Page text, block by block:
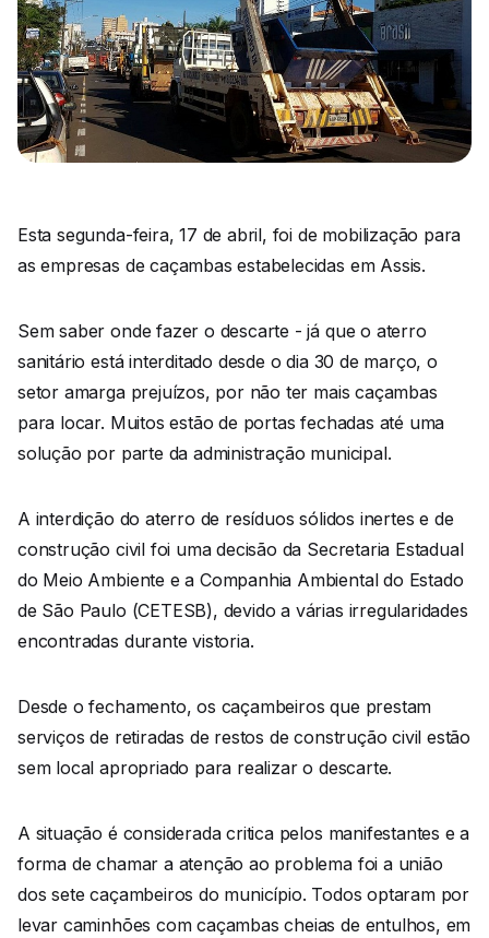
Esta segunda-feira, 17 de abril, foi de mobilização para
as empresas de caçambas estabelecidas em Assis.
Sem saber onde fazer o descarte - já que o aterro
sanitário está interditado desde o dia 30 de março, o
setor amarga prejuízos, por não ter mais caçambas
para locar. Muitos estão de portas fechadas até uma
solução por parte da administração municipal.
A interdição do aterro de resíduos sólidos inertes e de
construção civil foi uma decisão da Secretaria Estadual
do Meio Ambiente e a Companhia Ambiental do Estado
de São Paulo (CETESB), devido a várias irregularidades
encontradas durante vistoria.
Desde o fechamento, os caçambeiros que prestam
serviços de retiradas de restos de construção civil estão
sem local apropriado para realizar o descarte.
A situação é considerada critica pelos manifestantes e a
forma de chamar a atenção ao problema foi a união
dos sete caçambeiros do município. Todos optaram por
levar caminhões com caçambas cheias de entulhos, em